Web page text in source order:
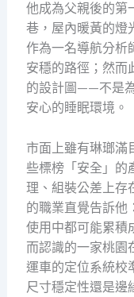
他成為父親後的第
巷，屋內暖黃的燈
作為一名導航分析
安穩的路徑；然而
的設計圖——不是
安心的睡眠環境。
市面上雖有琳瑯滿
些標榜「安全」的
理、組裝公差上存
的職業直覺告訴他
使用中都可能累積
而認識的一家桃
運車的定位系統校
尺寸穩定性還是邊